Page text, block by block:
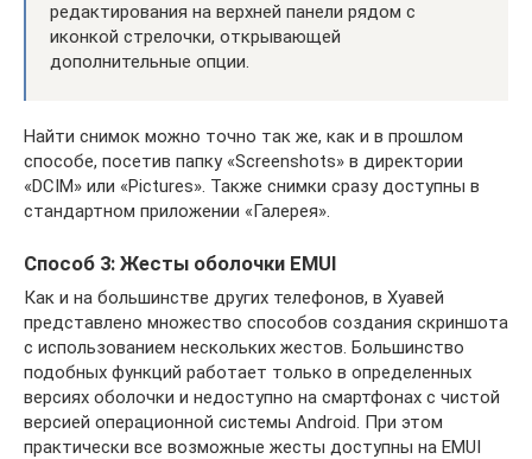
редактирования на верхней панели рядом с
иконкой стрелочки, открывающей
дополнительные опции.
Найти снимок можно точно так же, как и в прошлом
способе, посетив папку «Screenshots» в директории
«DCIM» или «Pictures». Также снимки сразу доступны в
стандартном приложении «Галерея».
Способ 3: Жесты оболочки EMUI
Как и на большинстве других телефонов, в Хуавей
представлено множество способов создания скриншота
с использованием нескольких жестов. Большинство
подобных функций работает только в определенных
версиях оболочки и недоступно на смартфонах с чистой
версией операционной системы Android. При этом
практически все возможные жесты доступны на EMUI